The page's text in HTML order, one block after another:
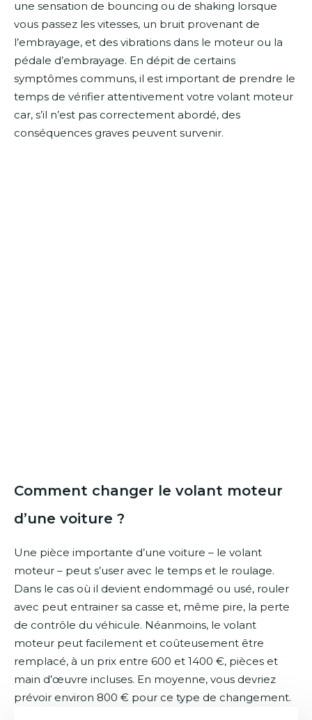
une sensation de bouncing ou de shaking lorsque
vous passez les vitesses, un bruit provenant de
l’embrayage, et des vibrations dans le moteur ou la
pédale d’embrayage. En dépit de certains
symptômes communs, il est important de prendre le
temps de vérifier attentivement votre volant moteur
car, s’il n’est pas correctement abordé, des
conséquences graves peuvent survenir.
Comment changer le volant moteur
d’une voiture ?
Une pièce importante d’une voiture – le volant
moteur – peut s’user avec le temps et le roulage.
Dans le cas où il devient endommagé ou usé, rouler
avec peut entrainer sa casse et, même pire, la perte
de contrôle du véhicule. Néanmoins, le volant
moteur peut facilement et coûteusement être
remplacé, à un prix entre 600 et 1400 €, pièces et
main d’œuvre incluses. En moyenne, vous devriez
prévoir environ 800 € pour ce type de changement.